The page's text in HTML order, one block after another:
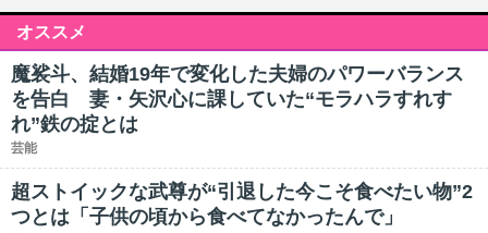
オススメ
魔裟斗、結婚19年で変化した夫婦のパワーバランス
を告白 妻・矢沢心に課していた“モラハラすれす
れ”鉄の掟とは
芸能
超ストイックな武尊が“引退した今こそ食べたい物”2
つとは「子供の頃から食べてなかったんで」